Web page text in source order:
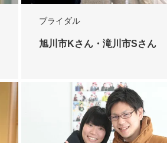
ブライダル
旭川市Kさん・滝川市Sさん